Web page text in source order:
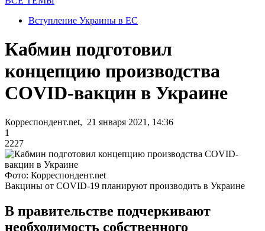
Вступление Украины в ЕС
Кабмин подготовил
концепцию производства
COVID-вакцин в Украине
Корреспондент.net, 21 января 2021, 14:36
1
2227
Фото: Корреспондент.net
Вакцины от COVID-19 планируют производить в Украине
В правительстве подчеркивают
необходимость собственного